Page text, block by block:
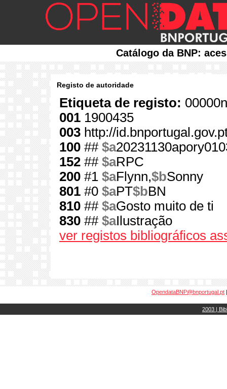
Catálogo da BNP:
Registo de autoridade
Etiqueta de registo:
001 1900435
003 http://
100 ## $a
152 ## $aRPC
200 #1 $aFlynn,$bSonny
801 #0 $aPT$bBN
810 ## $aGosto muito de ti
830 ## $aIlustração
ver registos bibliográficos
OpendataBNP@bnportugal.pt
2003 |